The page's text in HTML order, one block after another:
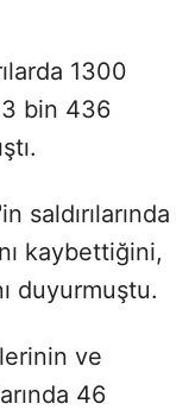
1300
3 bin 436
saldırılarında
kaybettiğini,
duyurmuştu.
ve
46